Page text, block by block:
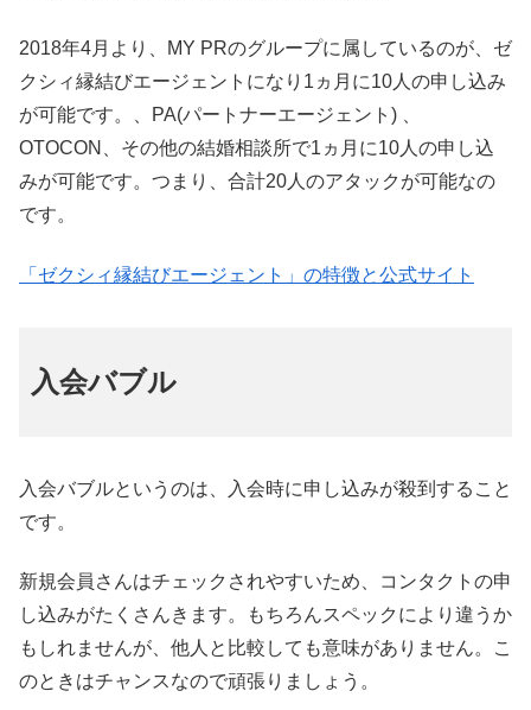
2018年4月より、MY PRのグループに属しているのが、ゼ
クシィ縁結びエージェントになり1ヵ月に10人の申し込み
が可能です。、PA(パートナーエージェント) 、
OTOCON、その他の結婚相談所で1ヵ月に10人の申し込
みが可能です。つまり、合計20人のアタックが可能なの
です。
「ゼクシィ縁結びエージェント」の特徴と公式サイト
入会バブル
入会バブルというのは、入会時に申し込みが殺到すること
です。
新規会員さんはチェックされやすいため、コンタクトの申
し込みがたくさんきます。もちろんスペックにより違うか
もしれませんが、他人と比較しても意味がありません。こ
のときはチャンスなので頑張りましょう。